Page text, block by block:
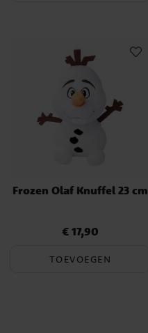
Frozen Olaf Knuffel 23 cm
Prijs :€ 17,90
€ 17,90
TOEVOEGEN